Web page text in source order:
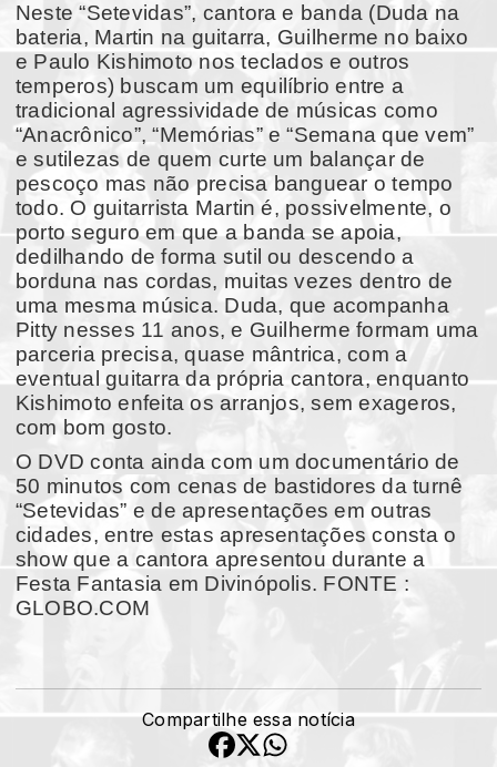
Neste “Setevidas”, cantora e banda (Duda na
bateria, Martin na guitarra, Guilherme no baixo
e Paulo Kishimoto nos teclados e outros
temperos) buscam um equilíbrio entre a
tradicional agressividade de músicas como
“Anacrônico”, “Memórias” e “Semana que vem”
e sutilezas de quem curte um balançar de
pescoço mas não precisa banguear o tempo
todo. O guitarrista Martin é, possivelmente, o
porto seguro em que a banda se apoia,
dedilhando de forma sutil ou descendo a
borduna nas cordas, muitas vezes dentro de
uma mesma música. Duda, que acompanha
Pitty nesses 11 anos, e Guilherme formam uma
parceria precisa, quase mântrica, com a
eventual guitarra da própria cantora, enquanto
Kishimoto enfeita os arranjos, sem exageros,
com bom gosto.
O DVD conta ainda com um documentário de
50 minutos com cenas de bastidores da turnê
“Setevidas” e de apresentações em outras
cidades, entre estas apresentações consta o
show que a cantora apresentou durante a
Festa Fantasia em Divinópolis. FONTE :
GLOBO.COM
Compartilhe essa notícia